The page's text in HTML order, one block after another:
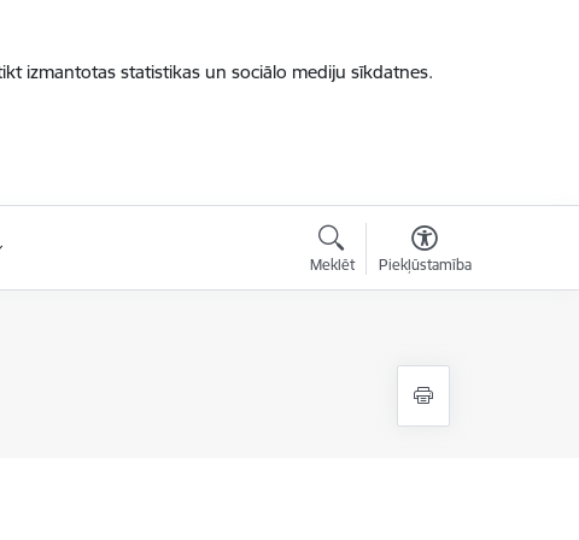
izmantotas statistikas un sociālo mediju sīkdatnes.
Meklēt Piekļūstamība